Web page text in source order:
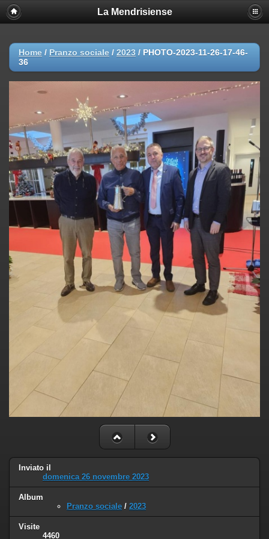
La Mendrisiense
Home / Pranzo sociale / 2023 / PHOTO-2023-11-26-17-46-
36
Inviato il
domenica 26 novembre 2023
Album
Pranzo sociale / 2023
Visite
4460